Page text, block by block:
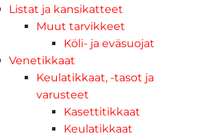
Listat ja kansikatteet
Muut tarvikkeet
Köli- ja eväsuojat
Venetikkaat
Keulatikkaat, -tasot ja
varusteet
Kasettitikkaat
Keulatikkaat